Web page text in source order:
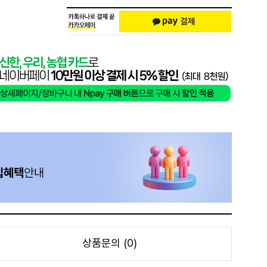
상품문의 (0)